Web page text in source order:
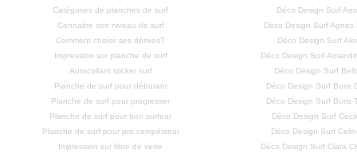
Catégories de planches de surf
Connaitre son niveau de surf
Comment choisir ses dérives?
Impression sur planche de surf
Autocollant sticker surf
Planche de surf pour débutant
Planche de surf pour progresser
Planche de surf pour bon surfeur
Planche de surf pour pro compétiteur
Impression sur fibre de verre
Déco Design Surf
Déco Design Surf Agnes
Déco Design Surf
Déco Design Surf
Déco Design Surf
Déco Design Surf Boris
Déco Design Surf Boris
Déco Design Surf
Déco Design Surf
Déco Design Surf Clara